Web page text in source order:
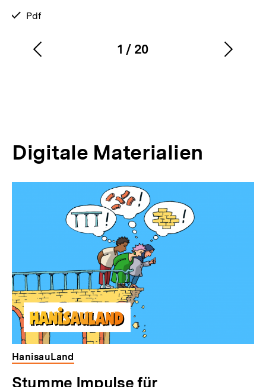
verfügbar
Pdf
Karussellinhalt
1
von
/ 20
Vorherigen
Digitale Materialien
HanisauLand
E
Stumme Impulse für